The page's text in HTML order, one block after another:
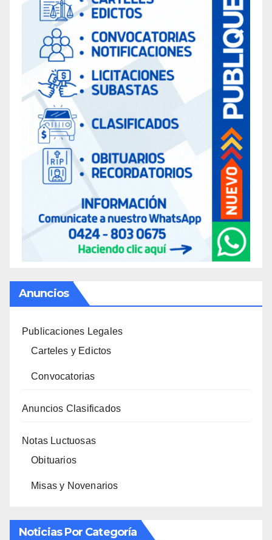
Anuncios
Publicaciones Legales
Carteles y Edictos
Convocatorias
Anuncios Clasificados
Notas Luctuosas
Obituarios
Misas y Novenarios
Noticias Por Categoría